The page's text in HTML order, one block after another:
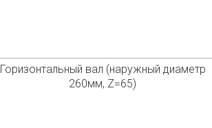
Горизонтальный вал (наружный диаметр
260мм, Z=65)